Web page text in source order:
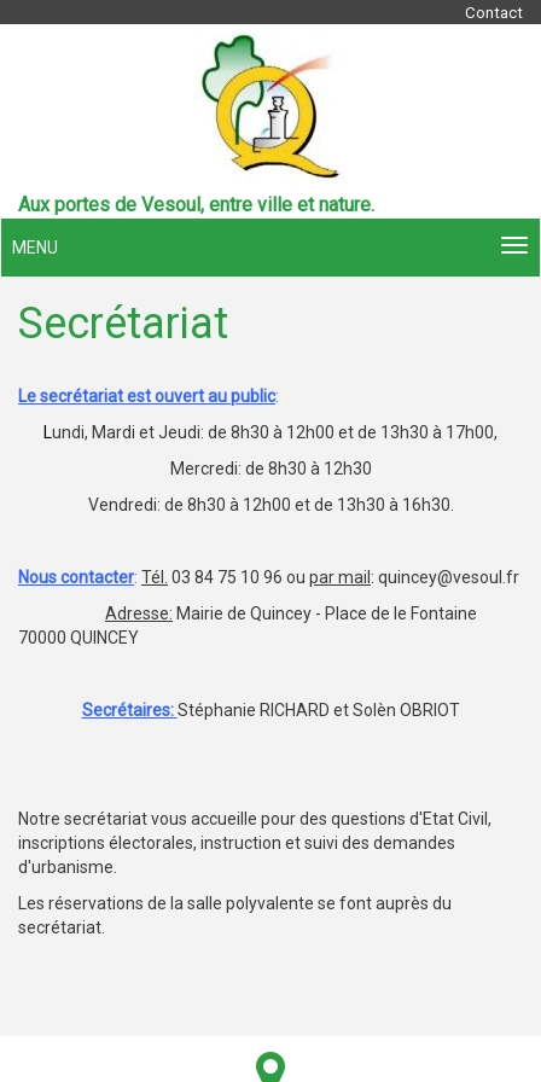
Contact
Aux portes de Vesoul, entre ville et nature.
MENU
Secrétariat
Le secrétariat est ouvert au public:
Lundi, Mardi et Jeudi: de 8h30 à 12h00 et de 13h30 à 17h00,
Mercredi: de 8h30 à 12h30
Vendredi: de 8h30 à 12h00 et de 13h30 à 16h30.
Nous contacter: Tél. 03 84 75 10 96 ou par mail : quincey@vesoul.fr
Adresse: Mairie de Quincey - Place de le Fontaine
70000 QUINCEY
Secrétaires: Stéphanie RICHARD et Solèn OBRIOT
Notre secrétariat vous accueille pour des questions d'Etat Civil,
inscriptions électorales, instruction et suivi des demandes
d'urbanisme.
Les réservations de la salle polyvalente se font auprès du
secrétariat.